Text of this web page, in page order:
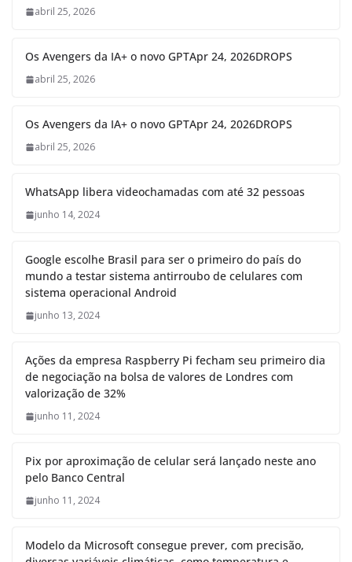
abril 25, 2026
Os Avengers da IA+ o novo GPTApr 24, 2026DROPS
abril 25, 2026
Os Avengers da IA+ o novo GPTApr 24, 2026DROPS
abril 25, 2026
WhatsApp libera videochamadas com até 32 pessoas
junho 14, 2024
Google escolhe Brasil para ser o primeiro do país do
mundo a testar sistema antirroubo de celulares com
sistema operacional Android
junho 13, 2024
Ações da empresa Raspberry Pi fecham seu primeiro dia
de negociação na bolsa de valores de Londres com
valorização de 32%
junho 11, 2024
Pix por aproximação de celular será lançado neste ano
pelo Banco Central
junho 11, 2024
Modelo da Microsoft consegue prever, com precisão,